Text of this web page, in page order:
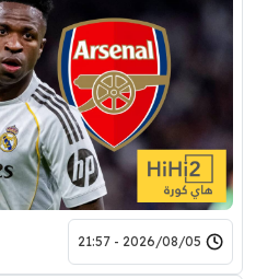
2026/08/05 - 21:57